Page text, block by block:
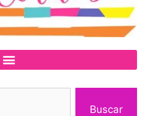
Buscar